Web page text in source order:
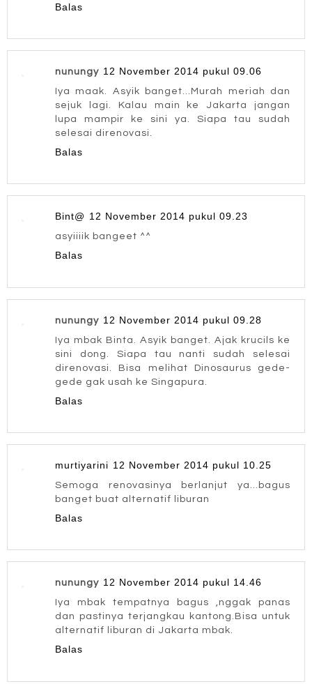
Balas
nunungy 12 November 2014 pukul 09.06
Iya maak. Asyik banget...Murah meriah dan
sejuk lagi. Kalau main ke Jakarta jangan
lupa mampir ke sini ya. Siapa tau sudah
selesai direnovasi.
Balas
Bint@ 12 November 2014 pukul 09.23
asyiiiik bangeet ^^
Balas
nunungy 12 November 2014 pukul 09.28
Iya mbak Binta. Asyik banget. Ajak krucils ke
sini dong. Siapa tau nanti sudah selesai
direnovasi. Bisa melihat Dinosaurus gede-
gede gak usah ke Singapura.
Balas
murtiyarini 12 November 2014 pukul 10.25
Semoga renovasinya berlanjut ya...bagus
banget buat alternatif liburan
Balas
nunungy 12 November 2014 pukul 14.46
Iya mbak tempatnya bagus ,nggak panas
dan pastinya terjangkau kantong.Bisa untuk
alternatif liburan di Jakarta mbak.
Balas